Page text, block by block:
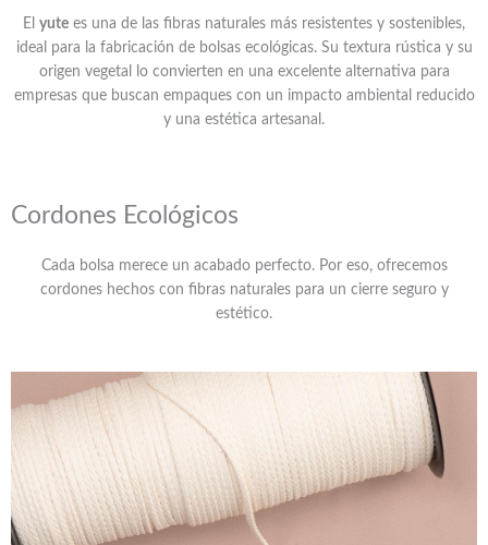
El yute es una de las fibras naturales más resistentes y sostenibles,
ideal para la fabricación de bolsas ecológicas. Su textura rústica y su
origen vegetal lo convierten en una excelente alternativa para
empresas que buscan empaques con un impacto ambiental reducido
y una estética artesanal.
Cordones Ecológicos
Cada bolsa merece un acabado perfecto. Por eso, ofrecemos
cordones hechos con fibras naturales para un cierre seguro y
estético.